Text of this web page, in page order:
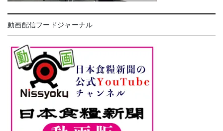
動画配信フードジャーナル